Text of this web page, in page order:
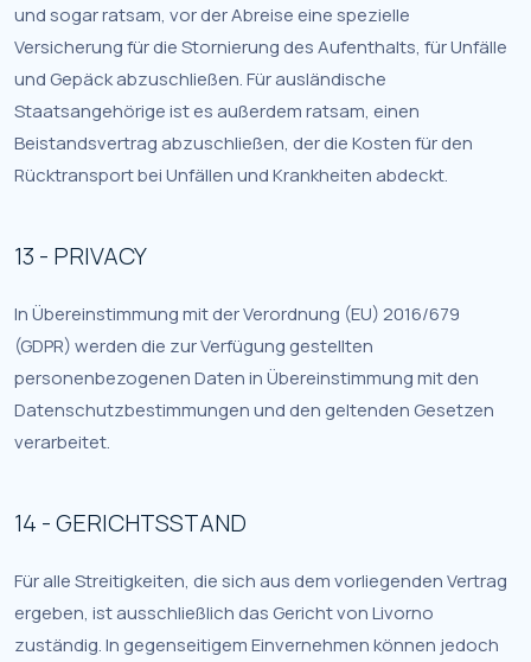
und sogar ratsam, vor der Abreise eine spezielle
Versicherung für die Stornierung des Aufenthalts, für Unfälle
und Gepäck abzuschließen. Für ausländische
Staatsangehörige ist es außerdem ratsam, einen
Beistandsvertrag abzuschließen, der die Kosten für den
Rücktransport bei Unfällen und Krankheiten abdeckt.
13 - PRIVACY
In Übereinstimmung mit der Verordnung (EU) 2016/679
(GDPR) werden die zur Verfügung gestellten
personenbezogenen Daten in Übereinstimmung mit den
Datenschutzbestimmungen und den geltenden Gesetzen
verarbeitet.
14 - GERICHTSSTAND
Für alle Streitigkeiten, die sich aus dem vorliegenden Vertrag
ergeben, ist ausschließlich das Gericht von Livorno
zuständig. In gegenseitigem Einvernehmen können jedoch